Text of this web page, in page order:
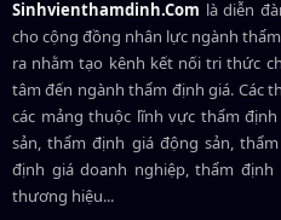
Sinhvienthamdinh.Com là diễn
cho cộng đồng nhân lực ngành
ra nhằm tạo kênh kết nối tri thức
tâm đến ngành thẩm định giá. Các
các mảng thuộc lĩnh vực thẩm
sản, thẩm định giá động sản,
định giá doanh nghiệp, thẩm
thương hiệu...